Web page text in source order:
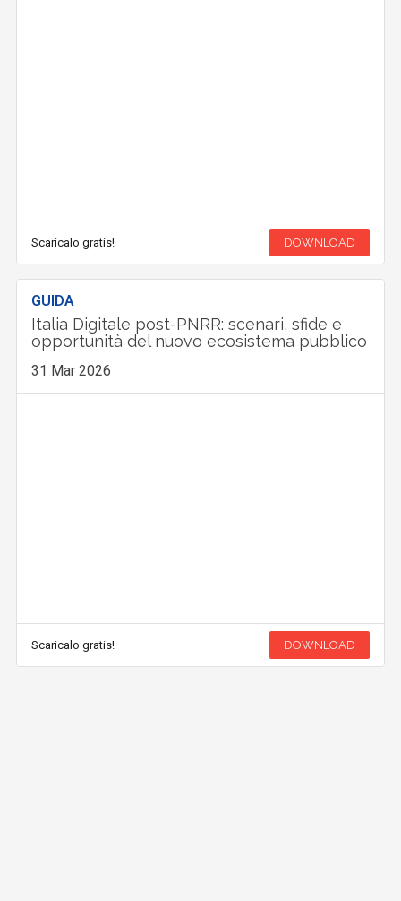
Scaricalo gratis! DOWNLOAD
GUIDA
Italia Digitale post-PNRR: scenari, sfide e
opportunità del nuovo ecosistema pubblico
31 Mar 2026
Scaricalo gratis! DOWNLOAD